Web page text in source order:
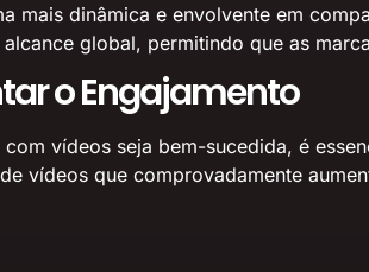
mais dinâmica e envolvente em
global, permitindo que as
o Engajamento
vídeos seja bem-sucedida, é
vídeos que comprovadamente